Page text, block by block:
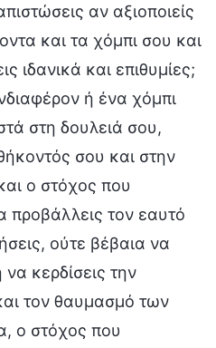
αν αξιοποιείς
και τα χόμπι σου και
ιδανικά και επιθυμίες;
ή ένα χόμπι
στη δουλειά σου,
σου και στην
ο στόχος που
προβάλλεις τον εαυτό
ούτε βέβαια να
να κερδίσεις την
τον θαυμασμό των
ο στόχος που